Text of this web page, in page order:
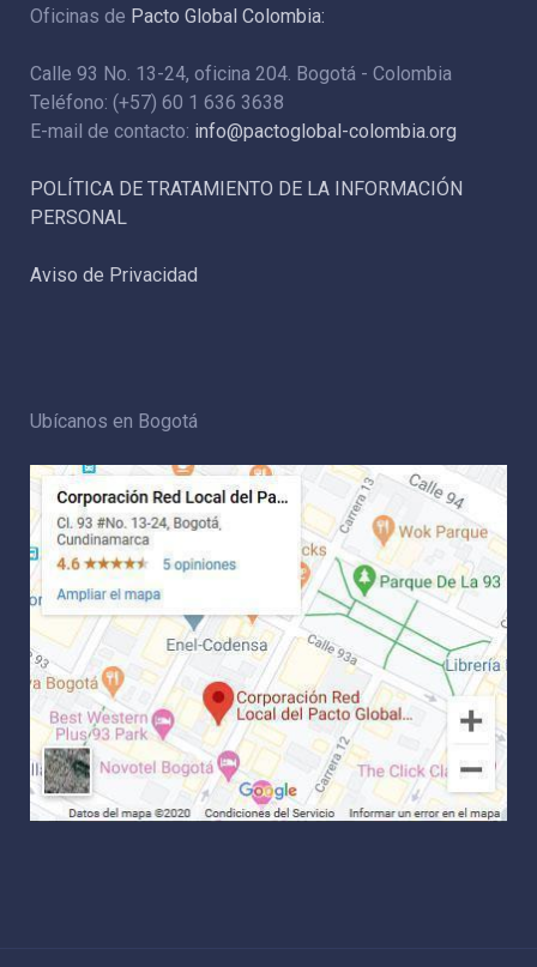
Oficinas de Pacto Global Colombia:
Calle 93 No. 13-24, oficina 204. Bogotá - Colombia
Teléfono: (+57) 60 1 636 3638
E-mail de contacto: info@pactoglobal-colombia.org
POLÍTICA DE TRATAMIENTO DE LA INFORMACIÓN
PERSONAL
Aviso de Privacidad
Ubícanos en Bogotá